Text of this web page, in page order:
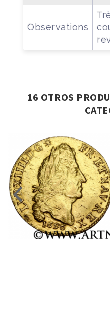
Observations
16 OTROS